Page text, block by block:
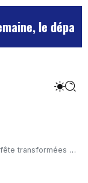
département
pour les Européennes dans cette commune de Charente